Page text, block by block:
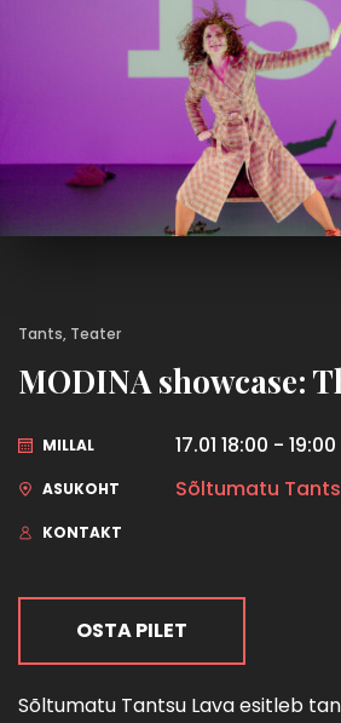
Tants, Teater
MODINA showcase:
MILLAL 17.01 18:00 - 19:00
ASUKOHT Sõltumatu
KONTAKT
OSTA PILET
Sõltumatu Tantsu Lava esitleb